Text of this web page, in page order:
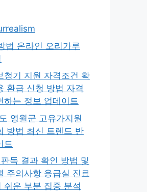
법 온라인 오리가루
청기 지원 자격조건 확
환급 신청 방법 자격
하는 정보 업데이트
영월군 고유가지원
방법 최신 트렌드 반
드
독 결과 확인 방법 및
주의사항 응급실 진료
쉬운 부분 집중 분석